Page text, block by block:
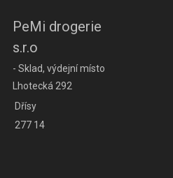
PeMi drogerie
s.r.o
- Sklad, výdejní místo
Lhotecká 292
Dřísy
277 14